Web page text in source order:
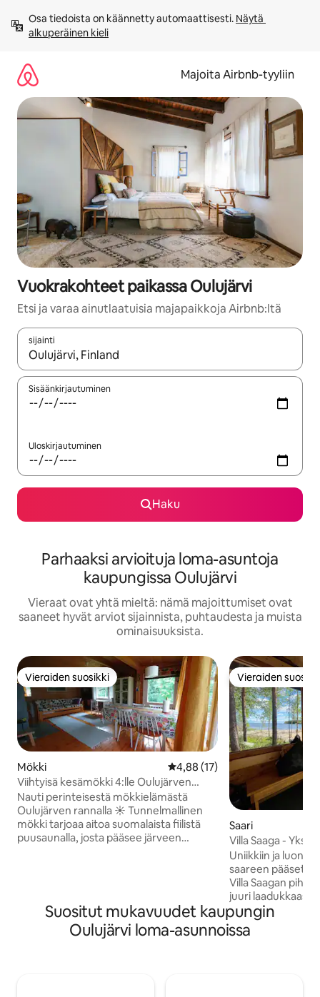
sisältö
väliin
Osa tiedoista on käännetty automaattisesti. Näytä
alkuperäinen kieli
Majoita Airbnb-tyyliin
Vuokrakohteet paikassa Oulujärvi
Etsi ja varaa ainutlaatuisia majapaikkoja Airbnb:ltä
sijainti
Kun tulokset ovat saatavilla, navigoi ylös- ja alas-
Sisäänkirjautuminen
Uloskirjautuminen
Haku
Parhaaksi arvioituja loma-asuntoja
kaupungissa Oulujärvi
Vieraat ovat yhtä mieltä: nämä majoittumiset ovat
saaneet hyvät arviot sijainnista, puhtaudesta ja muista
ominaisuuksista.
Vieraiden suosikki
Vieraiden suosikki
Mökki Keskimääräinen arvio 4,88/5,
4,88 (17)
Viihtyisä kesämökki 4:lle Oulujärven
rannalla
Nauti perinteisestä mökkielämästä
Oulujärven rannalla ☀️ Tunnelmallinen
mökki tarjoaa aitoa suomalaista fiilistä
puusaunalla, josta pääsee järveen
savustin, parkkipaikka. Erillinen
kompostikäymälä. Sijainti sopii loistavasti
myös matkalla pohjoiseen – vain 3 km 5-
Vieraiden
Vieraiden
Saari
Villa Saaga -
Oulujärvi
Uniikkiin ja
saareen pääset siltaa pitkin autolla aivan
Villa Saagan
juuri laadukkaasti
sisustettu
määrä 1-6.
rentoutumaan täysin
Suositut mukavuudet kaupungin
Oulujärvi loma-asunnoissa